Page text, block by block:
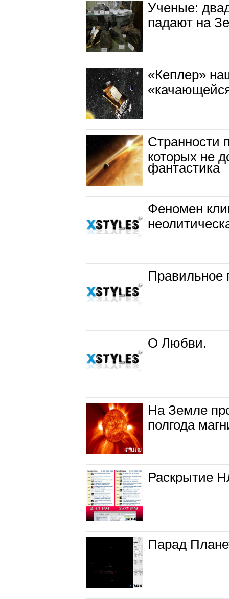
Ученые:
падают на
«Кеплер»
Странности
которых не
фантастика
Феномен
Правильное
О Любви.
На Земле
полгода
Раскрытие
Парад